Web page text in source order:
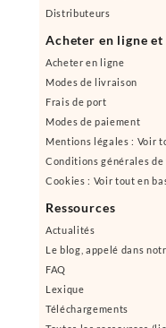
Distributeurs
Acheter en ligne
Acheter en ligne
Modes de livraison
Frais de port
Modes de paiement
Mentions légales : Voir
Conditions générales
Cookies : Voir tout en
Ressources
Actualités
Le blog, appelé dans
FAQ
Lexique
Téléchargements